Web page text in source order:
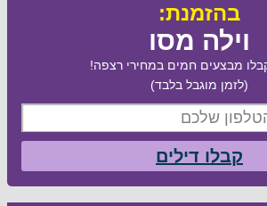
בהזמנת:
וילה מסו
מבצעים חמים במחירי רצפה!
(לזמן מוגבל בלבד)
קבלו דילים